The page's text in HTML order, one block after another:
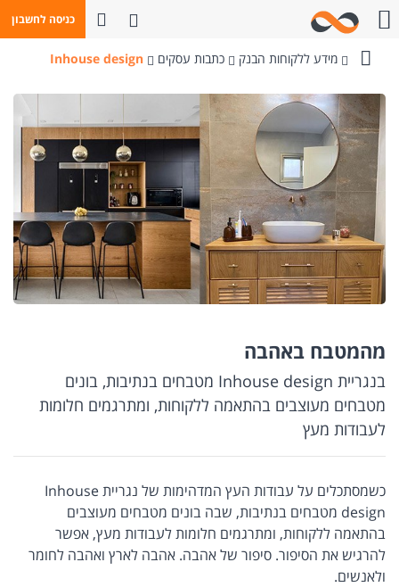
כניסה לחשבון
פתח חיפושחייגו אלינו
מזרחי-טפחות
מידע ללקוחות הבנק כתבות עסקים Inhouse design
מהמטבח באהבה
בנגריית Inhouse design מטבחים בנתיבות, בונים
מטבחים מעוצבים בהתאמה ללקוחות, ומתרגמים חלומות
לעבודות מעץ
כשמסתכלים על עבודות העץ המדהימות של נגריית Inhouse
design מטבחים בנתיבות, שבה בונים מטבחים מעוצבים
בהתאמה ללקוחות, ומתרגמים חלומות לעבודות מעץ, אפשר
להרגיש את הסיפור. סיפור של אהבה. אהבה לארץ ואהבה לחומר
ולאנשים.